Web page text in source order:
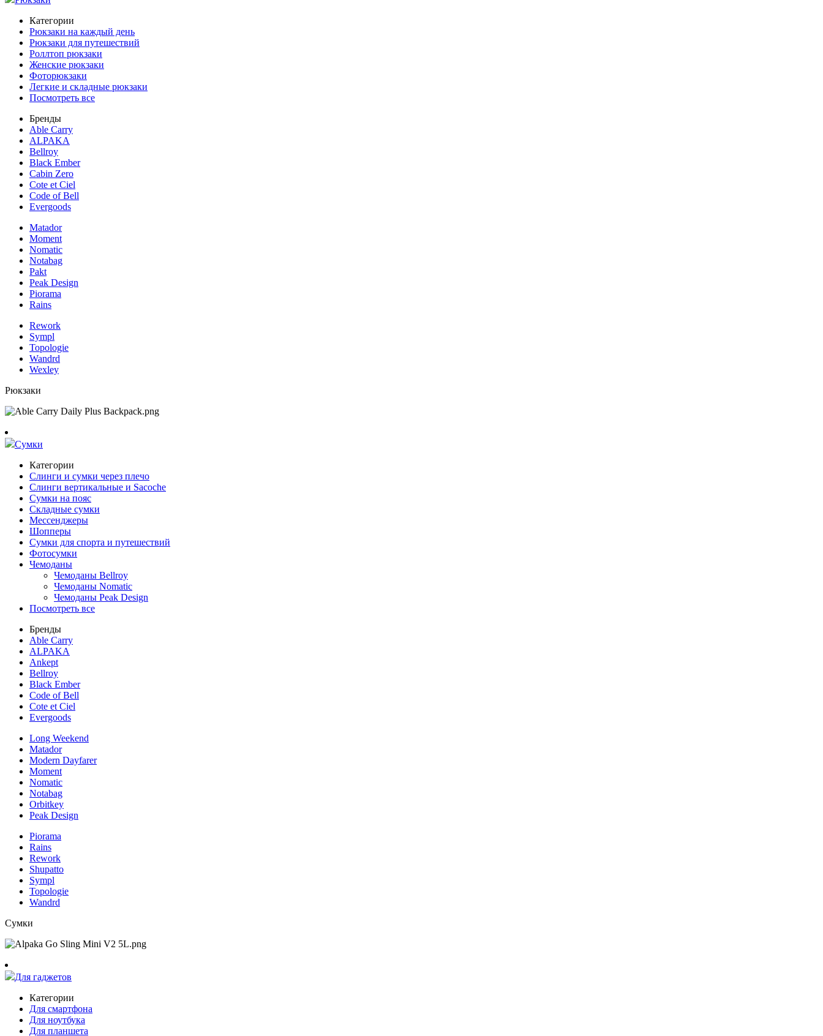
Категории
Рюкзаки на каждый день
Рюкзаки для путешествий
Роллтоп рюкзаки
Женские рюкзаки
Фоторюкзаки
Легкие и складные рюкзаки
Посмотреть все
Бренды
Able Carry
ALPAKA
Bellroy
Black Ember
Cabin Zero
Cote et Ciel
Code of Bell
Evergoods
Matador
Moment
Nomatic
Notabag
Pakt
Peak Design
Piorama
Rains
Rework
Sympl
Topologie
Wandrd
Wexley
Рюкзаки
Сумки
Категории
Слинги и сумки через плечо
Слинги вертикальные и Sacoche
Сумки на пояс
Складные сумки
Мессенджеры
Шопперы
Сумки для спорта и путешествий
Фотосумки
Чемоданы
Чемоданы Bellroy
Чемоданы Nomatic
Чемоданы Peak Design
Посмотреть все
Бренды
Able Carry
ALPAKA
Ankept
Bellroy
Black Ember
Code of Bell
Cote et Ciel
Evergoods
Long Weekend
Matador
Modern Dayfarer
Moment
Nomatic
Notabag
Orbitkey
Peak Design
Piorama
Rains
Rework
Shupatto
Sympl
Topologie
Wandrd
Сумки
Для гаджетов
Категории
Для смартфона
Для ноутбука
Для планшета